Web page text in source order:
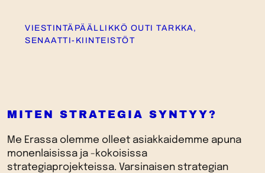
VIESTINTÄPÄÄLLIKKÖ OUTI TARKKA,
SENAATTI-KIINTEISTÖT
MITEN STRATEGIA SYNTYY?
Me Erassa olemme olleet asiakkaidemme apuna
monenlaisissa ja -kokoisissa
strategiaprojekteissa. Varsinaisen strategian